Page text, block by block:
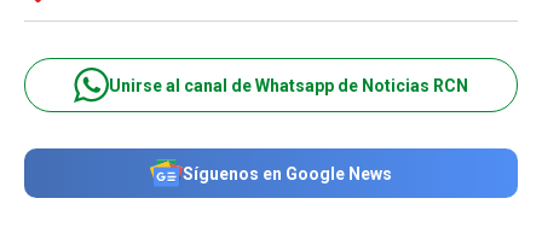
Unirse al canal de Whatsapp de Noticias RCN
Síguenos en Google News